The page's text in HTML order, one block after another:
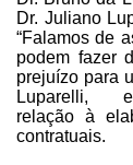
Dr. Juliano
“Falamos de
podem fazer
prejuízo para
Luparelli,
relação à
contratuais.